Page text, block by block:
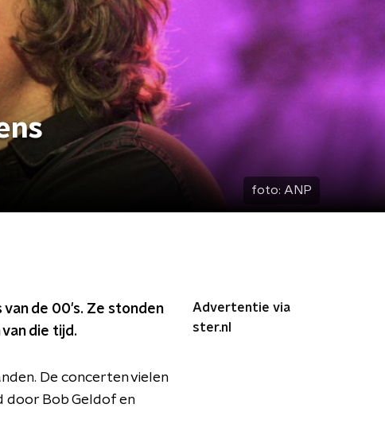
foto: ANP
de 00's. Ze stonden
die tijd.
De concerten vielen
door Bob Geldof en
Advertentie via
ster.nl